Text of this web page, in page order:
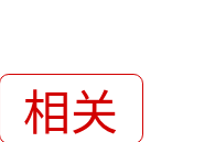
相关